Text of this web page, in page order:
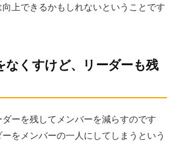
上できるかもしれないということです
くすけど、リーダーも残
ーを残してメンバーを減らすのです
をメンバーの一人にしてしまうという